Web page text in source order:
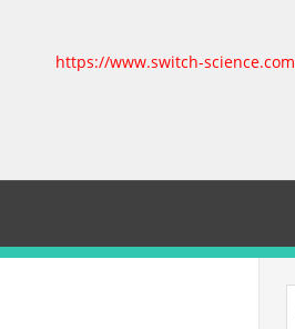
https://www.switch-